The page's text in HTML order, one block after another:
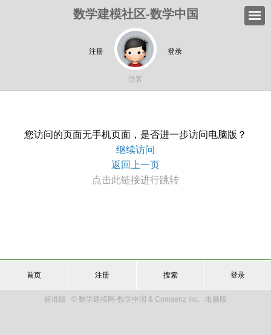
数学建模社区-数学中国
注册 登录
游客
您访问的页面无手机页面，是否进一步访问电脑版？
继续访问
返回上一页
点击此链接进行跳转
首页 注册 搜索 登录
标准版 © 数学建模网-数学中国 & Comsenz Inc. 电脑版